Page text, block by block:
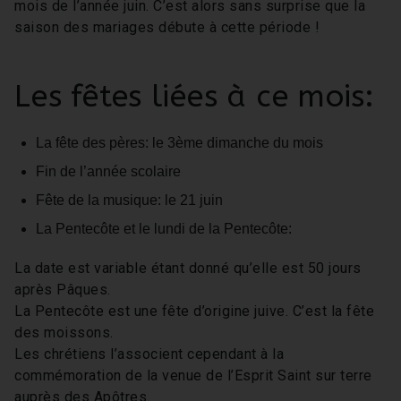
mois de l’année juin. C’est alors sans surprise que la
saison des mariages débute à cette période !
Les fêtes liées à ce mois:
La fête des pères: le 3ème dimanche du mois
Fin de l’année scolaire
Fête de la musique: le 21 juin
La Pentecôte et le lundi de la Pentecôte:
La date est variable étant donné qu’elle est 50 jours
après Pâques.
La Pentecôte est une fête d’origine juive. C’est la fête
des moissons.
Les chrétiens l’associent cependant à la
commémoration de la venue de l’Esprit Saint sur terre
auprès des Apôtres.